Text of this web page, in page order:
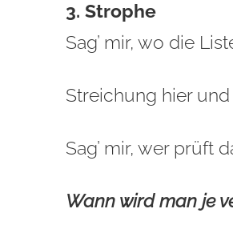
3. Strophe
Sag’ mir, wo die
Streichung hier
Sag’ mir, wer prüft
Wann wird man je